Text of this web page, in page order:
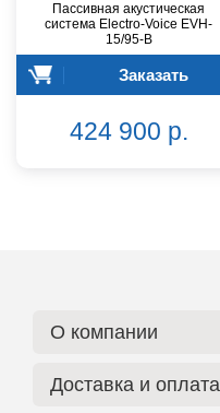
Пассивная акустическая
система Electro-Voice EVH-
15/95-B
Заказать
424 900 р.
О компании
Доставка и оплата